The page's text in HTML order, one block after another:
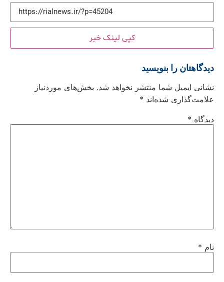
کپی لینک خبر
دیدگاهتان را بنویسید
نشانی ایمیل شما منتشر نخواهد شد. بخش‌های موردنیاز
علامت‌گذاری شده‌اند *
دیدگاه *
نام *